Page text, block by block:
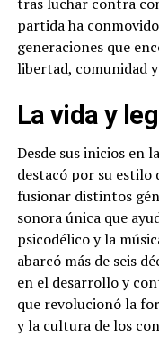
tras luchar contra
partida ha
generaciones que
libertad, comunidad
La vida y
Desde sus inicios en
destacó por su estilo
fusionar distintos
sonora única que
psicodélico y la
abarcó más de seis
en el desarrollo y
que revolucionó la
y la cultura de los